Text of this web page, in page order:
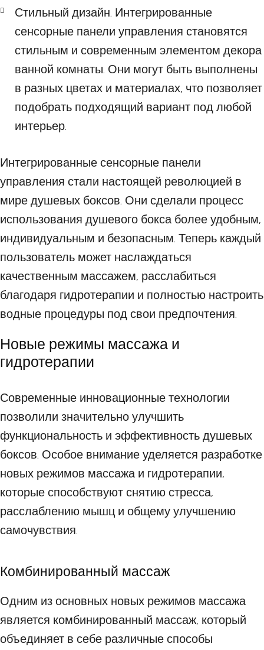
Стильный дизайн. Интегрированные
сенсорные панели управления становятся
стильным и современным элементом декора
ванной комнаты. Они могут быть выполнены
в разных цветах и материалах, что позволяет
подобрать подходящий вариант под любой
интерьер.
Интегрированные сенсорные панели
управления стали настоящей революцией в
мире душевых боксов. Они сделали процесс
использования душевого бокса более удобным,
индивидуальным и безопасным. Теперь каждый
пользователь может наслаждаться
качественным массажем, расслабиться
благодаря гидротерапии и полностью настроить
водные процедуры под свои предпочтения.
Новые режимы массажа и
гидротерапии
Современные инновационные технологии
позволили значительно улучшить
функциональность и эффективность душевых
боксов. Особое внимание уделяется разработке
новых режимов массажа и гидротерапии,
которые способствуют снятию стресса,
расслаблению мышц и общему улучшению
самочувствия.
Комбинированный массаж
Одним из основных новых режимов массажа
является комбинированный массаж, который
объединяет в себе различные способы